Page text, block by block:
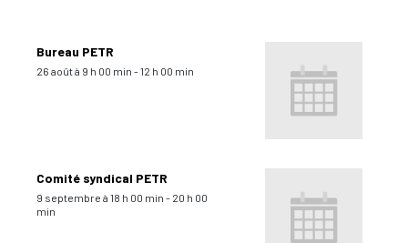
Bureau PETR
26 août à 9 h 00 min -12 h 00 min
Comité syndical PETR
9 septembre à 18 h 00 min - 20 h 00
min